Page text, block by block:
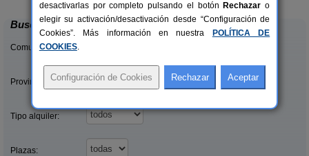
Buscar
Comunidades:
Provincias/Islas:
Tipo alquiler:
Plazas:
desactivarlas por completo pulsando el botón Rechazar o
elegir su activación/desactivación desde “Configuración de
Cookies”. Más información en nuestra
POLÍTICA DE
COOKIES.